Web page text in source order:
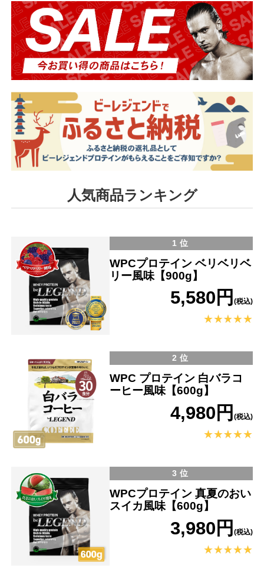
人気商品ランキング
1位
WPCプロテイン ベリベリベ
リー風味【900g】
5,580円 (税込)
2位
WPC プロテイン 白バラコ
ーヒー風味【600g】
4,980円 (税込)
3位
WPCプロテイン 真夏のおい
スイカ風味【600g】
3,980円 (税込)